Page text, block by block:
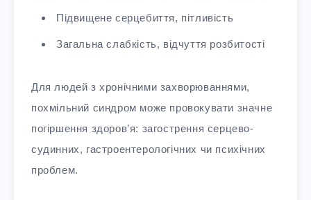
Підвищене серцебиття, пітливість
Загальна слабкість, відчуття розбитості
Для людей з хронічними захворюваннями,
похмільний синдром може провокувати значне
погіршення здоров’я: загострення серцево-
судинних, гастроентерологічних чи психічних
проблем.